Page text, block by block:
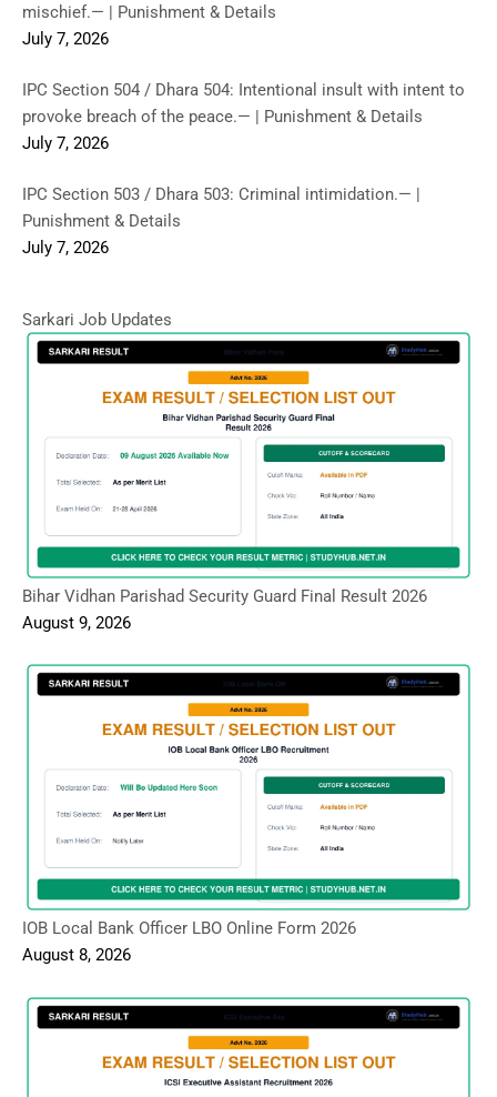
mischief.— | Punishment & Details
July 7, 2026
IPC Section 504 / Dhara 504: Intentional insult with intent to
provoke breach of the peace.— | Punishment & Details
July 7, 2026
IPC Section 503 / Dhara 503: Criminal intimidation.— |
Punishment & Details
July 7, 2026
Sarkari Job Updates
Bihar Vidhan Parishad Security Guard Final Result 2026
August 9, 2026
IOB Local Bank Officer LBO Online Form 2026
August 8, 2026